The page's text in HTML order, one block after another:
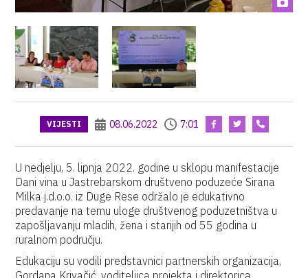
VIJESTI 08.06.2022 7:01
U nedjelju, 5. lipnja 2022. godine u sklopu manifestacije
Dani vina u Jastrebarskom društveno poduzeće Sirana
Milka j.d.o.o. iz Duge Rese održalo je edukativno
predavanje na temu uloge društvenog poduzetništva u
zapošljavanju mladih, žena i starijih od 55 godina u
ruralnom području.
Edukaciju su vodili predstavnici partnerskih organizacija,
Gordana Krivačić, voditeljica projekta i direktorica